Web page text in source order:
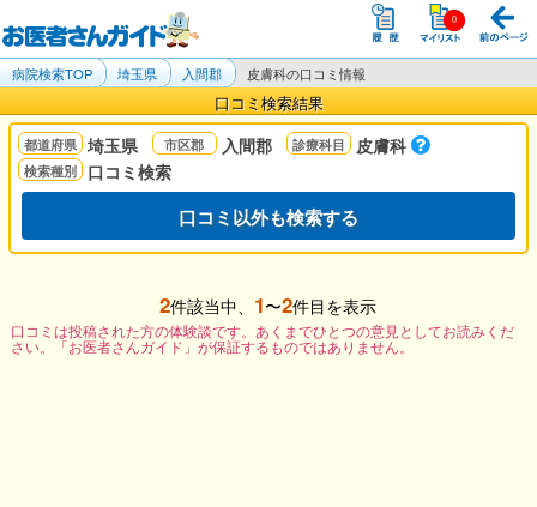
病院検索TOP 埼玉県 入間郡 皮膚科の口コミ情報
口コミ検索結果
埼玉県 入間郡
皮膚科
口コミ検索
口コミ以外も検索する
2件該当中、 1〜2件目を表示
口コミは投稿された方の体験談です。あくまでひとつの意見としてお読みくだ
さい。「お医者さんガイド」が保証するものではありません。